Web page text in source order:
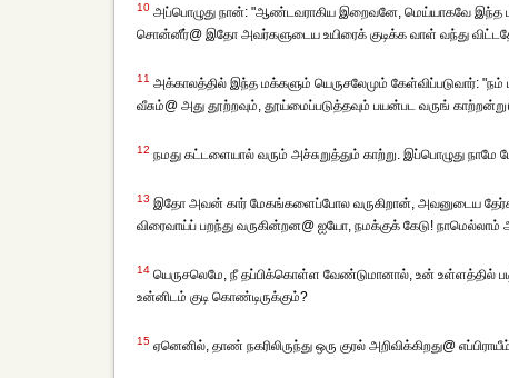
10 அப்பொழுது நான்: "ஆண்டவராகிய இறைவனே, மெய்யாகவே இந்த
சொன்னீர்@ இதோ அவர்களுடைய உயிரைக் குடிக்க வாள் வந்து
11 அக்காலத்தில் இந்த மக்களும் யெருசலேமும் கேள்விப்படுவார்:
வீசும்@ அது தூற்றவும், தூய்மைப்படுத்தவும் பயன்பட வருங்
12 நமது கட்டளையால் வரும் அச்சுறுத்தும் காற்று. இப்பொழுது நாமே
13 இதோ அவன் கார் மேகங்களைப்போல வருகிறான், அவனுடைய
விரைவாய்ப் பறந்து வருகின்றன@ ஐயோ, நமக்குக் கேடு!
14 யெருசலெமே, நீ தப்பிக்கொள்ள வேண்டுமானால், உன் உள்ளத்தில்
உன்னிடம் குடி கொண்டிருக்கும்?
15 ஏனெனில், தாண் நகரிலிருந்து ஒரு குரல் அறிவிக்கிறது@